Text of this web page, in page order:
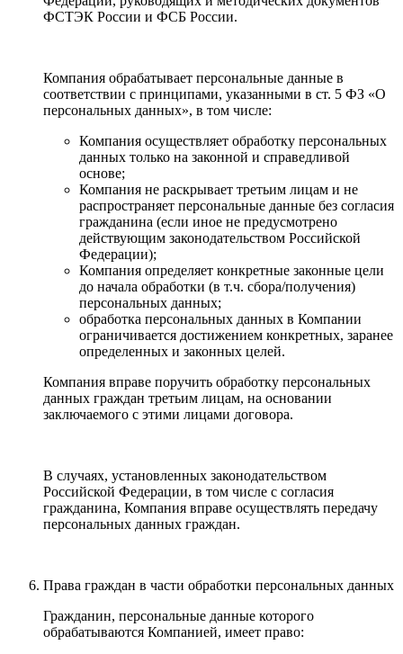
ФСТЭК России и ФСБ России.
Компания обрабатывает персональные данные в
соответствии с принципами, указанными в ст. 5 ФЗ «О
персональных данных», в том числе:
Компания осуществляет обработку персональных
данных только на законной и справедливой
основе;
Компания не раскрывает третьим лицам и не
распространяет персональные данные без согласия
гражданина (если иное не предусмотрено
действующим законодательством Российской
Федерации);
Компания определяет конкретные законные цели
до начала обработки (в т.ч. сбора/получения)
персональных данных;
обработка персональных данных в Компании
ограничивается достижением конкретных, заранее
определенных и законных целей.
Компания вправе поручить обработку персональных
данных граждан третьим лицам, на основании
заключаемого с этими лицами договора.
В случаях, установленных законодательством
Российской Федерации, в том числе с согласия
гражданина, Компания вправе осуществлять передачу
персональных данных граждан.
Права граждан в части обработки персональных данных
Гражданин, персональные данные которого
обрабатываются Компанией, имеет право: